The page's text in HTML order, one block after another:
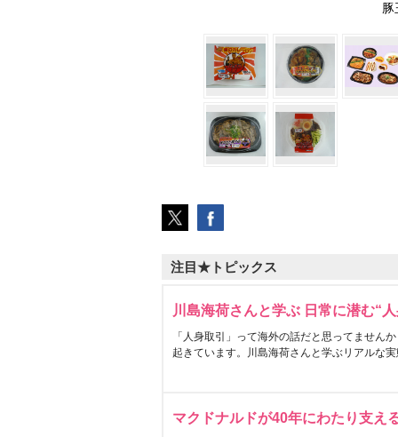
注目★トピックス
川島海荷さんと学ぶ 日常に潜む“
「人身取引」って海外の話だと思ってません
起きています。川島海荷さんと学ぶリアルな
マクドナルドが40年にわたり支え